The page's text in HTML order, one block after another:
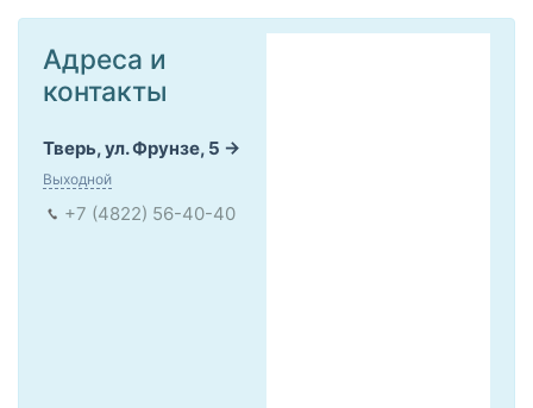
Адреса и
контакты
Тверь, ул. Фрунзе, 5
Выходной
+7 (4822) 56-40-40